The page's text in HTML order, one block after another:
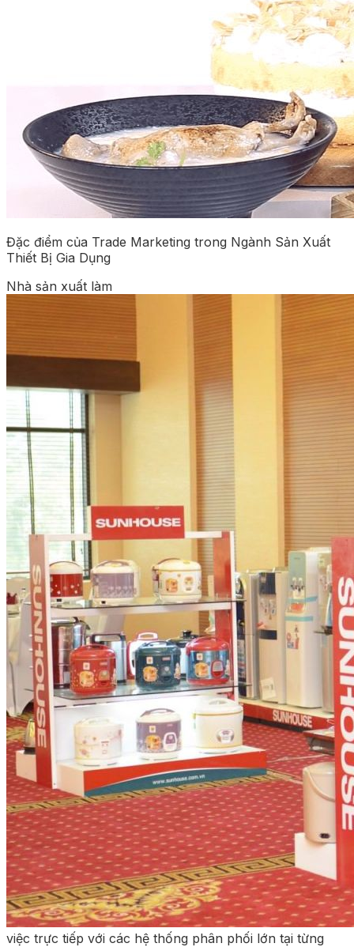
Đặc điểm của Trade Marketing trong Ngành Sản Xuất
Thiết Bị Gia Dụng
Nhà sản xuất làm
việc trực tiếp với các hệ thống phân phối lớn tại từng